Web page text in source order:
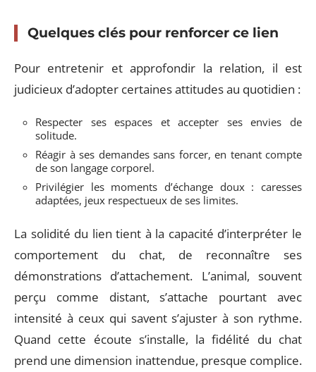
Quelques clés pour renforcer ce lien
Pour entretenir et approfondir la relation, il est
judicieux d’adopter certaines attitudes au quotidien :
Respecter ses espaces et accepter ses envies de
solitude.
Réagir à ses demandes sans forcer, en tenant compte
de son langage corporel.
Privilégier les moments d’échange doux : caresses
adaptées, jeux respectueux de ses limites.
La solidité du lien tient à la capacité d’interpréter le
comportement du chat, de reconnaître ses
démonstrations d’attachement. L’animal, souvent
perçu comme distant, s’attache pourtant avec
intensité à ceux qui savent s’ajuster à son rythme.
Quand cette écoute s’installe, la fidélité du chat
prend une dimension inattendue, presque complice.